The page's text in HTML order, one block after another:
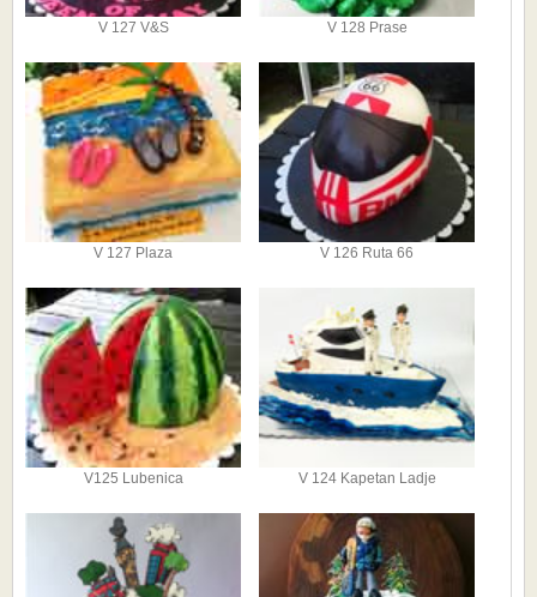
V 127 V&S V 128 Prase
V 127 Plaza V 126 Ruta 66
V125 Lubenica V 124 Kapetan Ladje